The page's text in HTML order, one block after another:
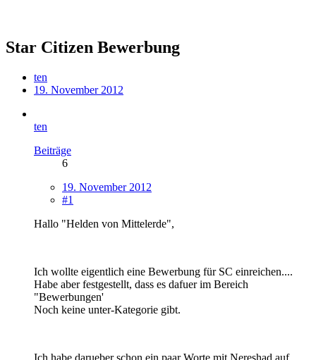
Star Citizen Bewerbung
ten
19. November 2012
ten
Beiträge
6
19. November 2012
#1
Hallo "Helden von Mittelerde",
Ich wollte eigentlich eine Bewerbung für SC einreichen....
Habe aber festgestellt, dass es dafuer im Bereich
"Bewerbungen'
Noch keine unter-Kategorie gibt.
Ich habe darueber schon ein paar Worte mit Nereshad auf